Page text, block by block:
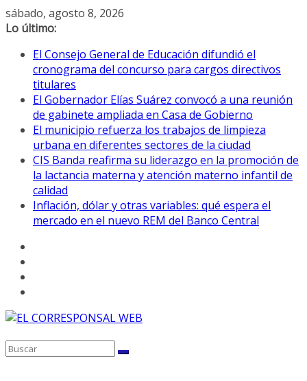
Saltar
al
sábado, agosto 8, 2026
Lo último:
El Consejo General de Educación difundió el
cronograma del concurso para cargos directivos
titulares
El Gobernador Elías Suárez convocó a una reunión
de gabinete ampliada en Casa de Gobierno
El municipio refuerza los trabajos de limpieza
urbana en diferentes sectores de la ciudad
CIS Banda reafirma su liderazgo en la promoción de
la lactancia materna y atención materno infantil de
calidad
Inflación, dólar y otras variables: qué espera el
mercado en el nuevo REM del Banco Central